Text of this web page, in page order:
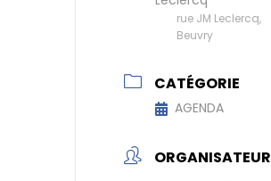
rue JM Leclercq,
Beuvry
CATÉGORIE
AGENDA
ORGANISATEUR